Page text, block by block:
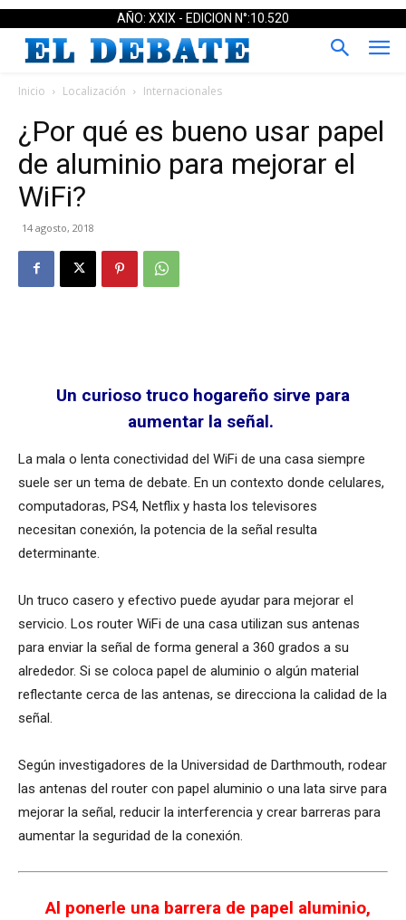
AÑO: XXIX - EDICION N°:10.520
Inicio Localización Internacionales
¿Por qué es bueno usar papel
de aluminio para mejorar el
WiFi?
14 agosto, 2018
Un curioso truco hogareño sirve para
aumentar la señal.
La mala o lenta conectividad del WiFi de una casa siempre
suele ser un tema de debate. En un contexto donde celulares,
computadoras, PS4, Netflix y hasta los televisores
necesitan conexión, la potencia de la señal resulta
determinante.
Un truco casero y efectivo puede ayudar para mejorar el
servicio. Los router WiFi de una casa utilizan sus antenas
para enviar la señal de forma general a 360 grados a su
alrededor. Si se coloca papel de aluminio o algún material
reflectante cerca de las antenas, se direcciona la calidad de la
señal.
Según investigadores de la Universidad de Darthmouth, rodear
las antenas del router con papel aluminio o una lata sirve para
mejorar la señal, reducir la interferencia y crear barreras para
aumentar la seguridad de la conexión.
Al ponerle una barrera de papel aluminio,